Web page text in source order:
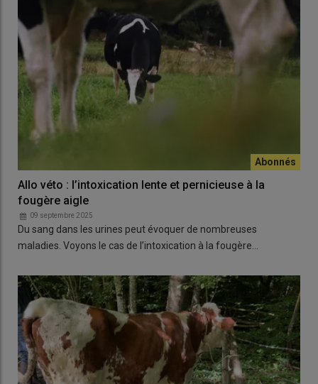
Allo véto : l’intoxication lente et pernicieuse à la
fougère aigle
09 septembre 2025
Du sang dans les urines peut évoquer de nombreuses
maladies. Voyons le cas de l’intoxication à la fougère…